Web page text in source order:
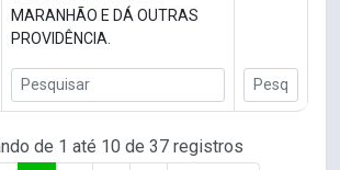
MARANHÃO E DÁ OUTRAS
PROVIDÊNCIA.
de 1 até 10 de 37 registros